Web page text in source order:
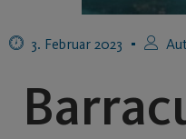
3. Februar 2023